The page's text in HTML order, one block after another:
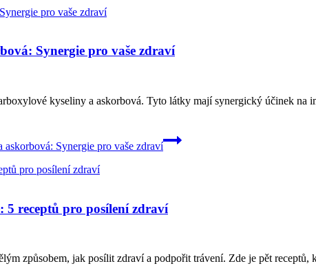
Synergie pro vaše zdraví
kyseliny a askorbová. Tyto látky mají synergický účinek na
Synergie pro vaše zdraví
5 receptů pro posílení zdraví
způsobem, jak posílit zdraví a podpořit trávení. Zde je pět